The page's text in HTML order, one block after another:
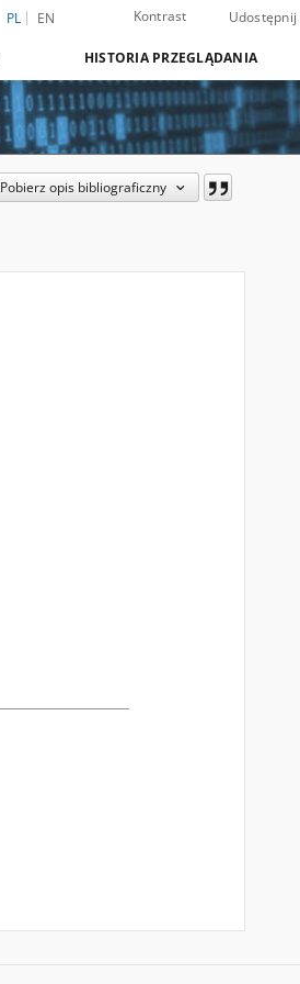
PL EN Kontrast Udostępnij
HISTORIA PRZEGLĄDANIA
Pobierz opis bibliograficzny